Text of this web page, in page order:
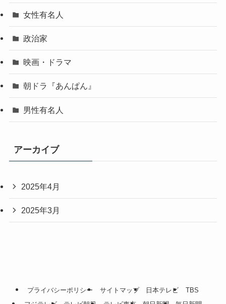
女性有名人
政治家
映画・ドラマ
朝ドラ『あんぱん』
男性有名人
アーカイブ
2025年4月
2025年3月
プライバシーポリシー サイトマップ 日本テレビ
TBS